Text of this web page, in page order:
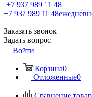
+7 937 989 11 48
+7 937 989 11 48
Заказать звонок
Задать вопрос
Войти
Корзина0
Отложенные0
Сравнение